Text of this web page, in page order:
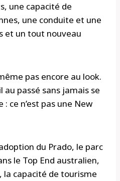
une capacité de
une conduite et une
et un tout nouveau
pas encore au look.
au passé sans jamais se
ce n’est pas une New
du Prado, le parc
le Top End australien,
la capacité de tourisme